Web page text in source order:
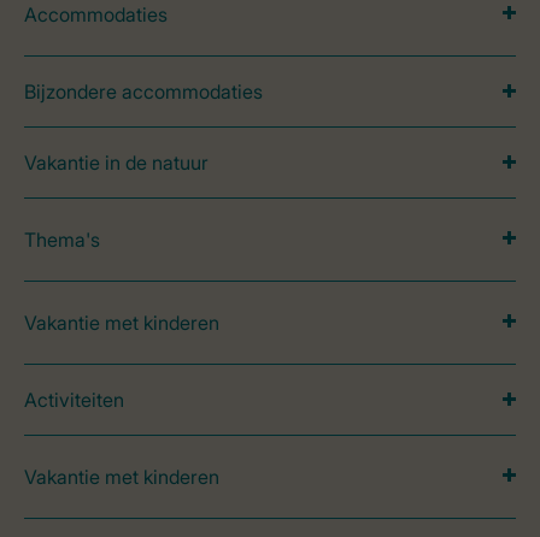
Accommodaties
Bijzondere accommodaties
Vakantie in de natuur
Thema's
Vakantie met kinderen
Activiteiten
Vakantie met kinderen